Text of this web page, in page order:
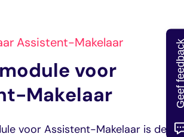
Assistent-Makelaar
voor
Makelaar
voor Assistent-Makelaar is de
Geef